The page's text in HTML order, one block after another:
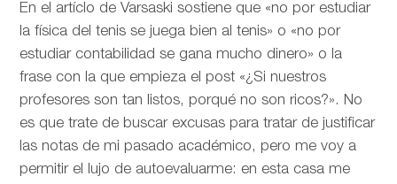
En el artíclo deVarsaski sostiene que «no por estudiar
la física del tenis se juega bien al tenis» o «no por
estudiar contabilidad se gana mucho dinero» o la
frase con la que empieza el post «¿Si nuestros
profesores son tan listos, porqué no son ricos?». No
es que trate de buscar excusas para tratar de justificar
las notas de mi pasado académico, pero me voy a
permitir el lujo de autoevaluarme: en esta casa me